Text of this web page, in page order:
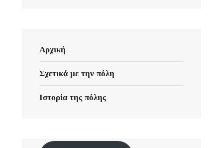
Αρχική
Σχετικά με την πόλη
Ιστορία της πόλης